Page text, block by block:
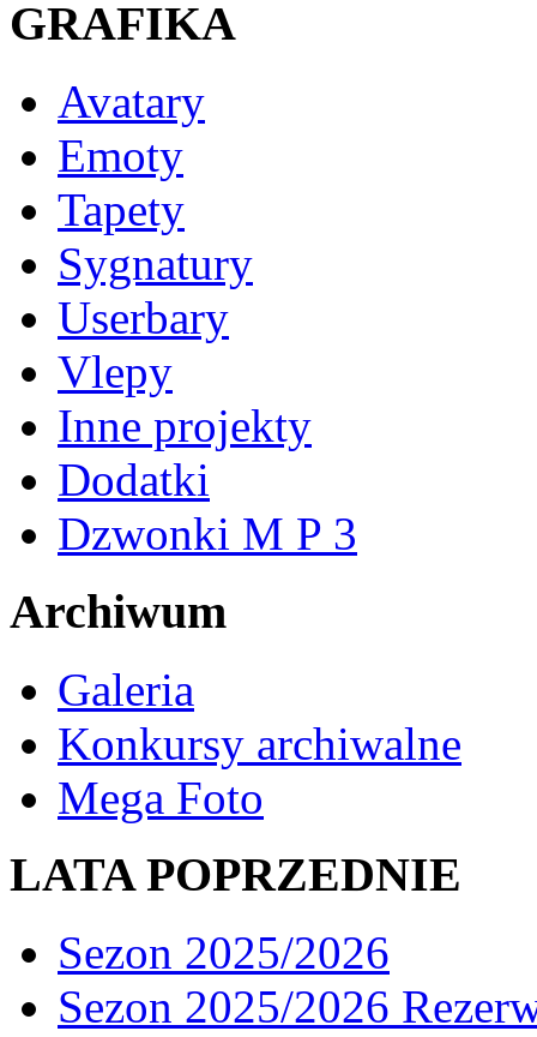
GRAFIKA
Avatary
Emoty
Tapety
Sygnatury
Userbary
Vlepy
Inne projekty
Dodatki
Dzwonki M P 3
Archiwum
Galeria
Konkursy archiwalne
Mega Foto
LATA POPRZEDNIE
Sezon 2025/2026
Sezon 2025/2026